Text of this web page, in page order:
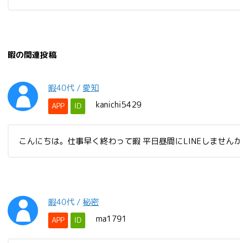
暇の関連投稿
暇40代 / 愛知
APP ID kanichi5429
こんにちは。仕事早く終わって暇 平日昼間にLINEしません
暇40代 / 秘密
APP ID ma1791